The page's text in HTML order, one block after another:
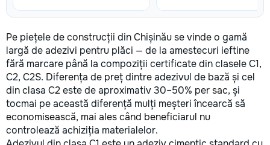
услуги по ремонту
Начиная с полного
демонтажа,вывоза
капитального
же косметического
Работаем на основе
договора,что является
вас гарантией качества
проведенных работ,
телефон: +37361127171
Pe piețele de construcții din Chișinău se vinde o gamă
largă de adezivi pentru plăci — de la amestecuri ieftine
fără marcare până la compoziții certificate din clasele C1,
C2, C2S. Diferența de preț dintre adezivul de bază și cel
din clasa C2 este de aproximativ 30–50% per sac, și
tocmai pe această diferență mulți meșteri încearcă să
economisească, mai ales când beneficiarul nu
controlează achiziția materialelor.